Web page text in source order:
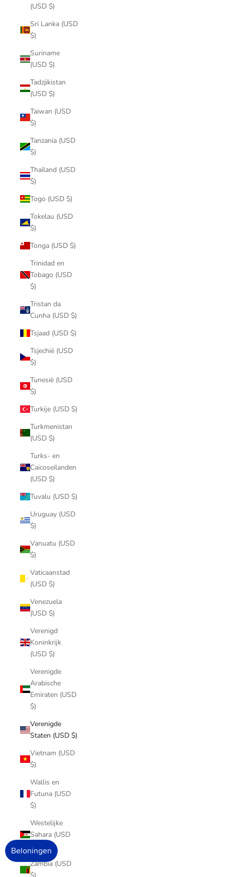
(USD $)
Sri Lanka (USD
$)
Suriname
(USD $)
Tadzjikistan
(USD $)
Taiwan (USD
$)
Tanzania (USD
$)
Thailand (USD
$)
Togo (USD $)
Tokelau (USD
$)
Tonga (USD $)
Trinidad en
Tobago (USD
$)
Tristan da
Cunha (USD $)
Tsjaad (USD $)
Tsjechië (USD
$)
Tunesië (USD
$)
Turkije (USD $)
Turkmenistan
(USD $)
Turks- en
Caicoseilanden
(USD $)
Tuvalu (USD $)
Uruguay (USD
$)
Vanuatu (USD
$)
Vaticaanstad
(USD $)
Venezuela
(USD $)
Verenigd
Koninkrijk
(USD $)
Verenigde
Arabische
Emiraten (USD
$)
Verenigde
Staten (USD $)
Vietnam (USD
$)
Wallis en
Futuna (USD
$)
Westelijke
Sahara (USD
$)
Zambia (USD